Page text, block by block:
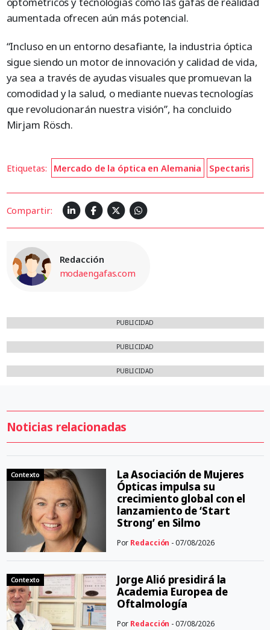
aumentada ofrecen aún más potencial.
“Incluso en un entorno desafiante, la industria óptica
sigue siendo un motor de innovación y calidad de vida,
ya sea a través de ayudas visuales que promuevan la
comodidad y la salud, o mediante nuevas tecnologías
que revolucionarán nuestra visión”, ha concluido
Mirjam Rösch.
Etiquetas: Mercado de la óptica en Alemania Spectaris
Compartir:
Redacción
modaengafas.com
PUBLICIDAD
PUBLICIDAD
PUBLICIDAD
Noticias relacionadas
Contexto
La Asociación de Mujeres
Ópticas impulsa su
crecimiento global con el
lanzamiento de ‘Start
Strong’ en Silmo
Por Redacción - 07/08/2026
Contexto
Jorge Alió presidirá la
Academia Europea de
Oftalmología
Por Redacción - 07/08/2026